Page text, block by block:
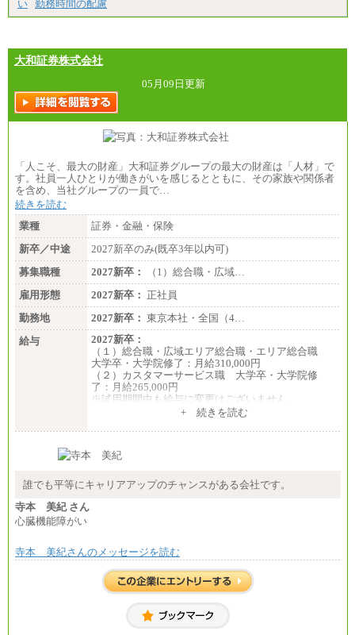
※3…愛知県、静岡県
※4…北海道、宮城県、栃木県、群馬県、長野県、新
※5…青森県、鳥取県、島根県、愛媛県、高知県、大
分県、長崎県、熊本県、宮崎県、鹿児島県、沖縄
◆パート・アルバイト
時給制：最低時給額 1,050円～ ※勤務地により異な
る。
月給223,000円～
・試用期間中も給与変更なし
い 勤務時間の配慮
大和証券株式会社
05月09日更新
「人こそ、最大の財産」大和証券グループの最大の財産は「人材」で
す。社員一人ひとりが働きがいを感じるとともに、その家族や関係者
を含め、当社グループの一員で…
続きを読む
業種
証券・金融・保険
新卒／中途
2027新卒のみ(既卒3年以内可)
募集職種
2027新卒：
（1）総合職・広域…
雇用形態
2027新卒： 正社員
勤務地
2027新卒： 東京本社・全国（4…
給与
2027新卒：
（１）総合職・広域エリア総合職・エリア総合職
大学卒・大学院修了：月給310,000円
（２）カスタマーサービス職 大学卒・大学院修
了：月給265,000円
※試用期間中も給与に変更はございません
+ 続きを読む
誰でも平等にキャリアアップのチャンスがある会社です。
寺本 美紀 さん
心臓機能障がい
寺本 美紀さんのメッセージを読む